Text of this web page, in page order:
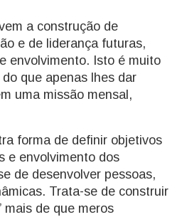
a construção de
e de liderança futuras,
envolvimento. Isto é muito
que apenas lhes dar
uma missão mensal,
forma de definir objetivos
e envolvimento dos
de desenvolver pessoas,
Trata-se de construir
mais de que meros